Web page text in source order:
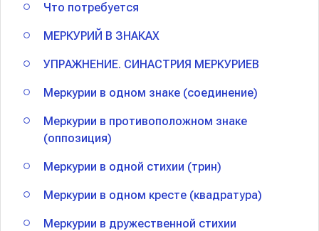
Что потребуется
МЕРКУРИЙ В ЗНАКАХ
УПРАЖНЕНИЕ. СИНАСТРИЯ МЕРКУРИЕВ
Меркурии в одном знаке (соединение)
Меркурии в противоположном знаке
(оппозиция)
Меркурии в одной стихии (трин)
Меркурии в одном кресте (квадратура)
Меркурии в дружественной стихии